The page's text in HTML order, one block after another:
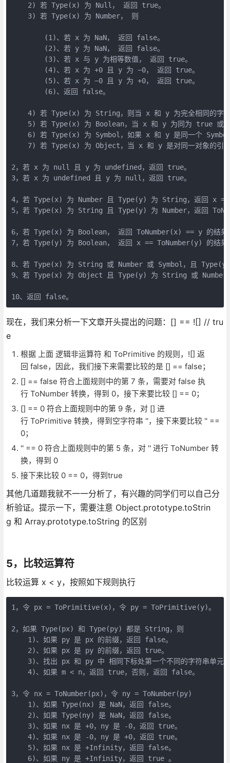
    2) 若 Type(x) 为 Null， 返回 true。
    3) 若 Type(x) 为 Number， 则
        (1)、若 x 为 NaN， 返回 false。
        (2)、若 y 为 NaN， 返回 false。
        (3)、若 x 与 y 为相等数值， 返回 true。
        (4)、若 x 为 +0 且 y 为 −0， 返回 true。
        (5)、若 x 为 −0 且 y 为 +0， 返回 true。
        (6)、返回 false。
4) 若 Type(x) 为 String，则当 x 和 y 为完全相同的字
5) 若 Type(x) 为 Boolean，当 x 和 y 为同为 true 或
6) 若 Type(x) 为 Symbol，如果 x 和 y 是同一个
7) 若 Type(x) 为 Object，当 x 和 y 是对同一对象的引
2，若 x 为 null 且 y 为 undefined，返回 true。
3，若 x 为 undefined 且 y 为 null，返回 true。
4，若 Type(x) 为 Number 且 Type(y) 为 String，返回 x ==
5，若 Type(x) 为 String 且 Type(y) 为 Number，返回
6，若 Type(x) 为 Boolean， 返回 ToNumber(x) == y 的结果
7，若 Type(y) 为 Boolean， 返回 x == ToNumber(y) 的结果
8、若 Type(x) 为 String 或 Number 或 Symbol，且
9、若 Type(x) 为 Object 且 Type(y) 为 String 或
现在，我们来分析一下文章开头提出的问题：[] == ![] // tru
e
根据 上面 逻辑非运算符 和 ToPrimitive 的规则，![] 返
回 false，因此，我们接下来需要比较的是 [] == false；
[] == false 符合上面规则中的第 7 条，需要对 false 执
行 ToNumber 转换，得到 0，接下来要比较 [] == 0；
[] == 0 符合上面规则中的第 9 条，对 [] 进
行 ToPrimitive 转换，得到空字符串 ''，接下来要比较 '' ==
0；
'' == 0 符合上面规则中的第 5 条，对 '' 进行 ToNumber 转
换，得到 0
接下来比较 0 == 0，得到true
其他几道题我就不一一分析了，有兴趣的同学们可以自己分
析验证。提示一下，需要注意 Object.prototype.toStrin
g 和 Array.prototype.toString 的区别
5，比较运算符
比较运算 x < y，按照如下规则执行
1，令 px = ToPrimitive(x)，令 py = ToPrimitive(y)。
2，如果 Type(px) 和 Type(py) 都是 String，则
    1)、如果 py 是 px 的前缀，返回 false。
    2)、如果 px 是 py 的前缀，返回 true。
3)、找出 px 和 py 中 相同下标处第一个不同的字符串单元
    4)、如果 m < n，返回 true，否则，返回 false。
3，令 nx = ToNumber(px)，令 ny = ToNumber(py)
    1)、如果 Type(nx) 是 NaN，返回 false。
    2)、如果 Type(ny) 是 NaN，返回 false。
    3)、如果 nx 是 +0，ny 是 -0，返回 true。
    4)、如果 nx 是 -0，ny 是 +0，返回 true。
    5)、如果 nx 是 +Infinity，返回 false。
    6)、如果 ny 是 +Infinity，返回 true 。